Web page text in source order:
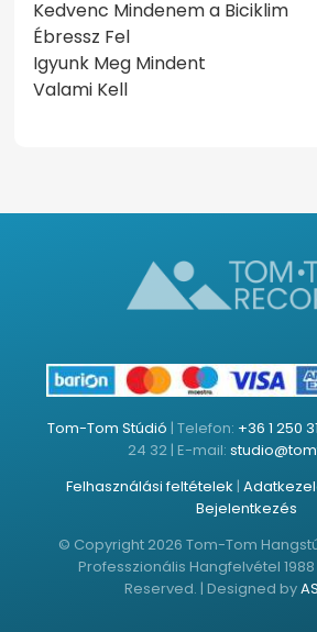
Kedvenc Mindenem a Biciklim
Ébressz Fel
Igyunk Meg Mindent
Valami Kell
Tom-Tom Stúdió | Telefon: +36 1 250
24 32 | E-mail:
Felhasználási feltételek |
Bejelentkezés
© Copyright 2026 Tom-Tom
Professzionális Hangfelvétel 1988
Reserved. | Designed by